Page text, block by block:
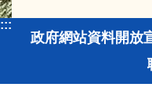
:::
政府網站資料開放